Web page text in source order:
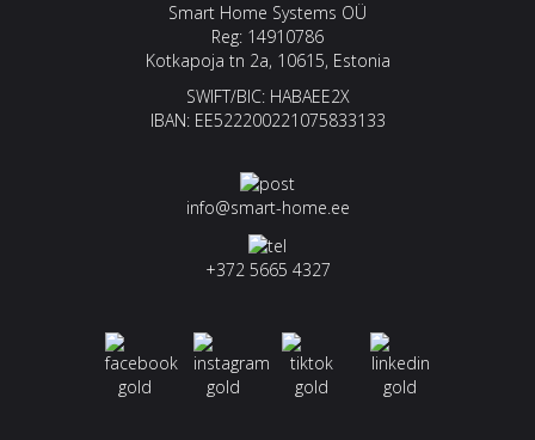
Smart Home Systems OÜ
Reg: 14910786
Kotkapoja tn 2a, 10615, Estonia
SWIFT/BIC: HABAEE2X
IBAN: EE522200221075833133
info@smart-home.ee
+372 5665 4327